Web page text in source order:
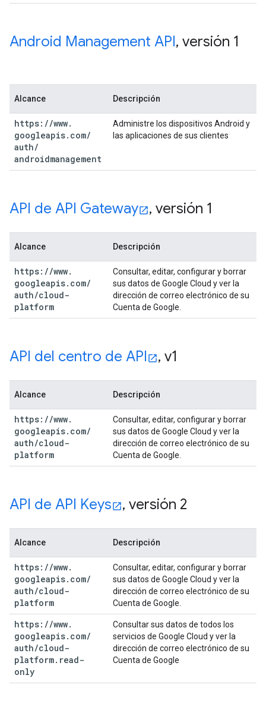
Android Management API, versión 1
Alcance Descripción
https: //www.
googleapis. com/
auth/
androidmanagement
Administre los dispositivos Android y
las aplicaciones de sus clientes
API de API Gateway , versión 1
Alcance Descripción
https: //www.
googleapis. com/
auth/cloud-
platform
Consultar, editar, configurar y borrar
sus datos de Google Cloud y ver la
dirección de correo electrónico de su
Cuenta de Google.
API del centro de API , v1
Alcance Descripción
https: //www.
googleapis. com/
auth/cloud-
platform
Consultar, editar, configurar y borrar
sus datos de Google Cloud y ver la
dirección de correo electrónico de su
Cuenta de Google.
API de API Keys , versión 2
Alcance Descripción
https: //www.
googleapis. com/
auth/cloud-
platform
Consultar, editar, configurar y borrar
sus datos de Google Cloud y ver la
dirección de correo electrónico de su
Cuenta de Google.
https: //www.
googleapis. com/
auth/cloud-
platform. read-
only
Consultar sus datos de todos los
servicios de Google Cloud y ver la
dirección de correo electrónico de su
Cuenta de Google